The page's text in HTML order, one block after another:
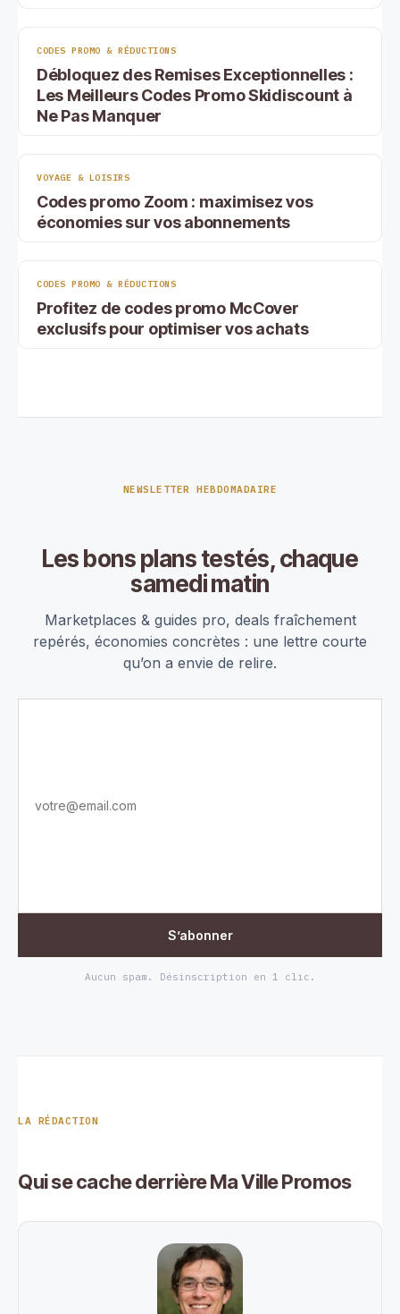
CODES PROMO & RÉDUCTIONS
Débloquez des Remises Exceptionnelles :
Les Meilleurs Codes Promo Skidiscount à
Ne Pas Manquer
VOYAGE & LOISIRS
Codes promo Zoom : maximisez vos
économies sur vos abonnements
CODES PROMO & RÉDUCTIONS
Profitez de codes promo McCover
exclusifs pour optimiser vos achats
NEWSLETTER HEBDOMADAIRE
Les bons plans testés, chaque
samedi matin
Marketplaces & guides pro, deals fraîchement
repérés, économies concrètes : une lettre courte
qu’on a envie de relire.
S’abonner
Aucun spam. Désinscription en 1 clic.
LA RÉDACTION
Qui se cache derrière Ma Ville Promos